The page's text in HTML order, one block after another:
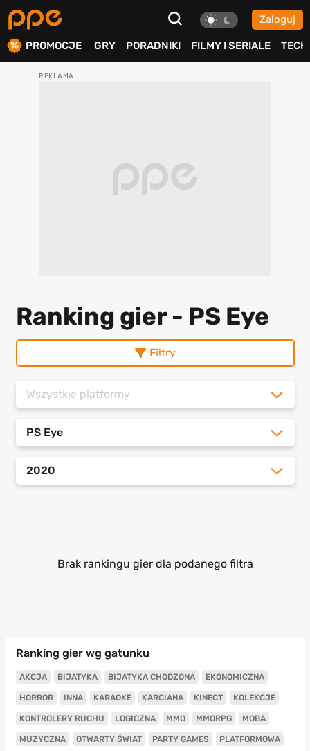
Zaloguj
PROMOCJE GRY PORADNIKI FILMY I SERIALE TECH
Ranking gier - PS Eye
Filtry
Wszystkie platformy
PS Eye
2020
Brak rankingu gier dla podanego filtra
Ranking gier wg gatunku
AKCJA BIJATYKA BIJATYKA CHODZONA EKONOMICZNA
HORROR INNA KARAOKE KARCIANA KINECT KOLEKCJE
KONTROLERY RUCHU LOGICZNA MMO MMORPG MOBA
MUZYCZNA OTWARTY ŚWIAT PARTY GAMES PLATFORMOWA